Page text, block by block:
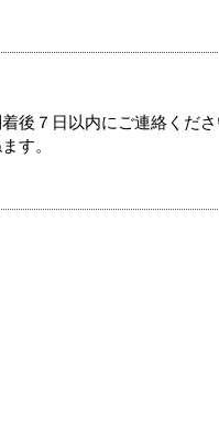
後７日以内にご連絡くだ
す。